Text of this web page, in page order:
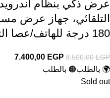
التلقائي، جهاز عرض
180 درجة للهاتف/عصا التلفزيون، أسود
8.500,00EGP
7.400,00 EGP
🌍 بالطلب🟠 بالطلب
Sold out